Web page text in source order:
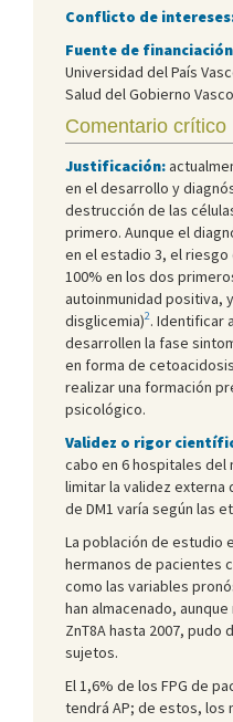
Conflicto de
Fuente de
Universidad del País
Salud del Gobierno
Comentario crítico
Justificación:
en el desarrollo y
destrucción de las
primero. Aunque el
en el estadio 3, el
100% en los dos
autoinmunidad positiva,
disglicemia)2. Identificar
desarrollen la fase
en forma de
realizar una formación
psicológico.
Validez o rigor
cabo en 6 hospitales del
limitar la validez externa
de DM1 varía según las
La población de estudio
hermanos de pacientes
como las variables
han almacenado,
ZnT8A hasta 2007,
sujetos.
El 1,6% de los FPG de
tendrá AP; de estos, los